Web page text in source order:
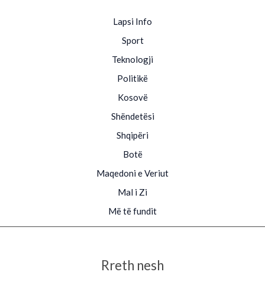
Lapsi Info
Sport
Teknologji
Politikë
Kosovë
Shëndetësi
Shqipëri
Botë
Maqedoni e Veriut
Mal i Zi
Më të fundit
Rreth nesh